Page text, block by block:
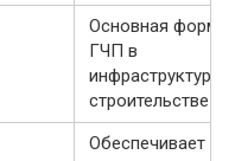
Основная форма
ГЧП в
строительстве
Обеспечивает